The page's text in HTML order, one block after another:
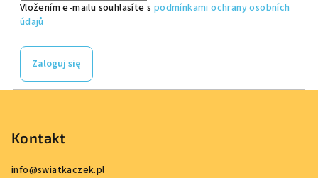
Vložením e-mailu souhlasíte s podmínkami ochrany osobních
údajů
Zaloguj się
Kontakt
info@swiatkaczek.pl